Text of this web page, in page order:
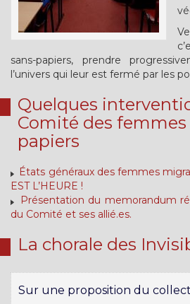
sans-papiers, prendre
l’univers qui leur est fermé par les
Quelques
Comité des femmes
papiers
États généraux des femmes
EST L’HEURE !
Présentation du memorandum
du Comité et ses allié.es.
La chorale des
Sur une proposition du